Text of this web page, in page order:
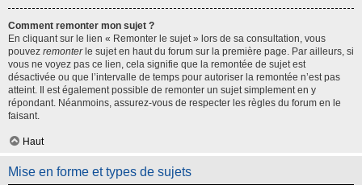
Comment remonter mon sujet ?
En cliquant sur le lien « Remonter le sujet » lors de sa consultation, vous
pouvez remonterle sujet en haut du forum sur la première page. Par ailleurs, si
vous ne voyez pas ce lien, cela signifie que la remontée de sujet est
désactivée ou que l’intervalle de temps pour autoriser la remontée n’est pas
atteint. Il est également possible de remonter un sujet simplement en y
répondant. Néanmoins, assurez-vous de respecter les règles du forum en le
faisant.
Haut
Mise en forme et types de sujets